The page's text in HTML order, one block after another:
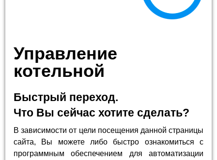
Управление
котельной
Быстрый переход.
Что Вы сейчас хотите сделать?
В зависимости от цели посещения данной страницы
сайта, Вы можете либо быстро ознакомиться с
программным обеспечением для автоматизации